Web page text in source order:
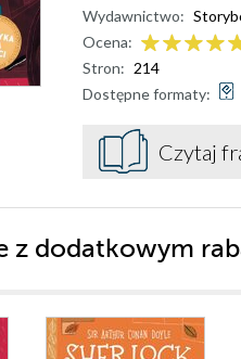
Wydawnictwo:
Ocena:
Stron: 214
Dostępne formaty:
Czytaj
z dodatkowym